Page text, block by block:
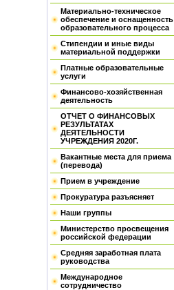
Материально-техническое
обеспечение и оснащенность
образовательного процесса
Стипендии и иные виды
материальной поддержки
Платные образовательные
услуги
Финансово-хозяйственная
деятельность
ОТЧЕТ О ФИНАНСОВЫХ
РЕЗУЛЬТАТАХ
ДЕЯТЕЛЬНОСТИ
УЧРЕЖДЕНИЯ 2020Г.
Вакантные места для приема
(перевода)
Прием в учреждение
Прокуратура разъясняет
Наши группы
Министерство просвещения
российской федерации
Средняя заработная плата
руководства
Международное
сотрудничество